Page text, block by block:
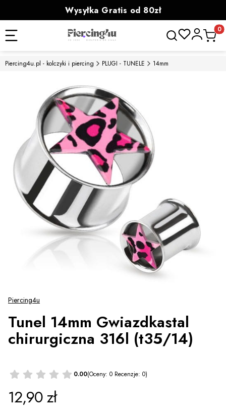
Wysyłka Gratis od 80zł
powyżej 100zł prezent
Otwórz
Piercing4u.pl - kolczyki i piercing PLUGI - TUNELE 14mm
Piercing4u
Tunel 14mm Gwiazdkastal
chirurgiczna 316l (t35/14)
0.00(Oceny: 0 Recenzje: 0)
Cena
12,90 zł